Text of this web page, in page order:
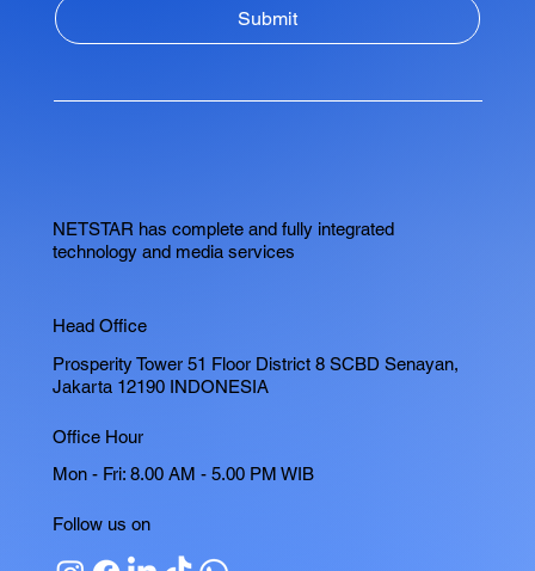
Submit
NETSTAR has complete and fully integrated
technology and media services
Head Office
Prosperity Tower 51 Floor District 8 SCBD Senayan,
Jakarta 12190 INDONESIA
Office Hour
Mon - Fri: 8.00 AM - 5.00 PM WIB
Follow us on